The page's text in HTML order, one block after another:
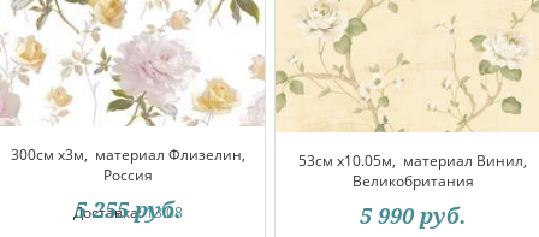
300см x3м, материал Флизелин,
Россия
Доставка:13.08
5 255 руб.
53см x10.05м, материал Винил,
Великобритания
5 990 руб.